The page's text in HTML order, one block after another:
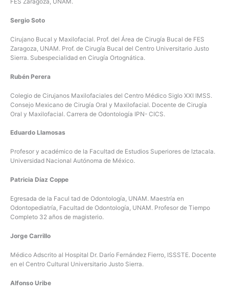
Sergio Soto
Cirujano Bucal y Maxilofacial. Prof. del Área de Cirugía Bucal de FES
Zaragoza, UNAM. Prof. de Cirugía Bucal del Centro Universitario Justo
Sierra. Subespecialidad en Cirugía Ortognática.
Rubén Perera
Colegio de Cirujanos Maxilofaciales del Centro Médico Siglo XXI IMSS.
Consejo Mexicano de Cirugía Oral y Maxilofacial. Docente de Cirugía
Oral y Maxilofacial. Carrera de Odontología IPN- CICS.
Eduardo Llamosas
Profesor y académico de la Facultad de Estudios Superiores de Iztacala.
Universidad Nacional Autónoma de México.
Patricia Díaz Coppe
Egresada de la Facul tad de Odontología, UNAM. Maestría en
Odontopediatría, Facultad de Odontología, UNAM. Profesor de Tiempo
Completo 32 años de magisterio.
Jorge Carrillo
Médico Adscrito al Hospital Dr. Darío Fernández Fierro, ISSSTE. Docente
en el Centro Cultural Universitario Justo Sierra.
Alfonso Uribe